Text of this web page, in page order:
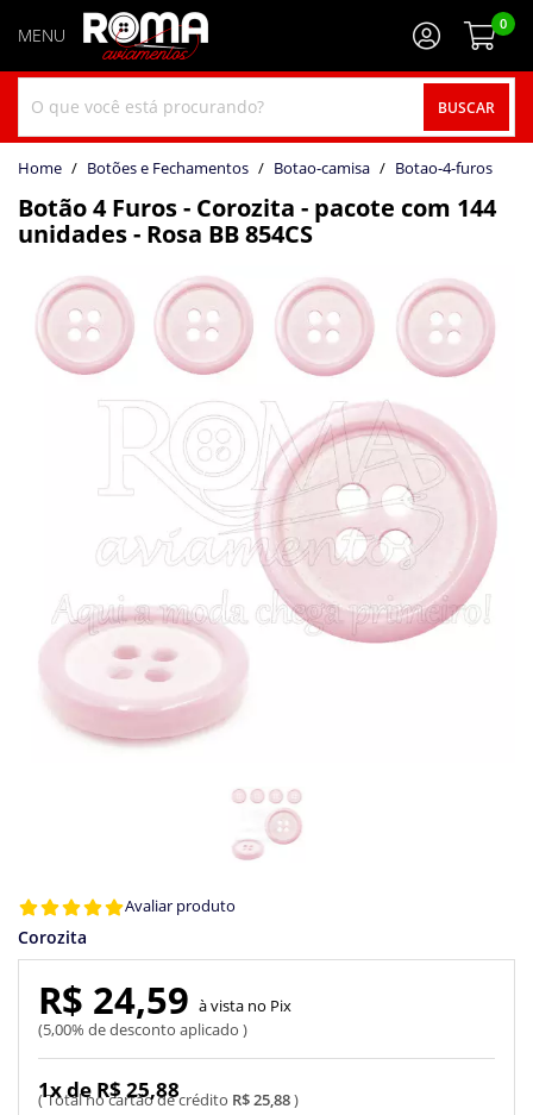
BUSCAR
0
home Botões e Fechamentos botao-camisa botao-4-furos
Botão 4 Furos - Corozita - pacote com 144
unidades - Rosa BB 854CS
Avaliar produto
Corozita
R$ 25,88
1x de R$ 25,88
R$ 24,59
5,00% de desconto aplicado
Pix